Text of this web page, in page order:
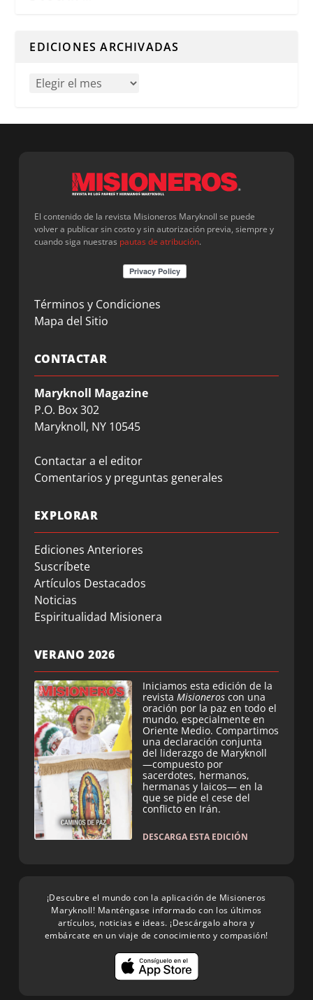
EDICIONES ARCHIVADAS
El contenido de la revista Misioneros Maryknoll se puede
volver a publicar sin costo y sin autorización previa, siempre y
cuando siga nuestras pautas de atribución.
Términos y Condiciones
Mapa del Sitio
CONTACTAR
Maryknoll Magazine
P.O. Box 302
Maryknoll, NY 10545
Contactar a el editor
Comentarios y preguntas generales
EXPLORAR
Ediciones Anteriores
Suscríbete
Artículos Destacados
Noticias
Espiritualidad Misionera
VERANO 2026
Iniciamos esta edición de la
revista Misioneros con una
oración por la paz en todo el
mundo, especialmente en
Oriente Medio. Compartimos
una declaración conjunta
del liderazgo de Maryknoll
—compuesto por
sacerdotes, hermanos,
hermanas y laicos— en la
que se pide el cese del
conflicto en Irán.
DESCARGA ESTA EDICIÓN
¡Descubre el mundo con la aplicación de Misioneros
Maryknoll! Manténgase informado con los últimos
artículos, noticias e ideas. ¡Descárgalo ahora y
embárcate en un viaje de conocimiento y compasión!